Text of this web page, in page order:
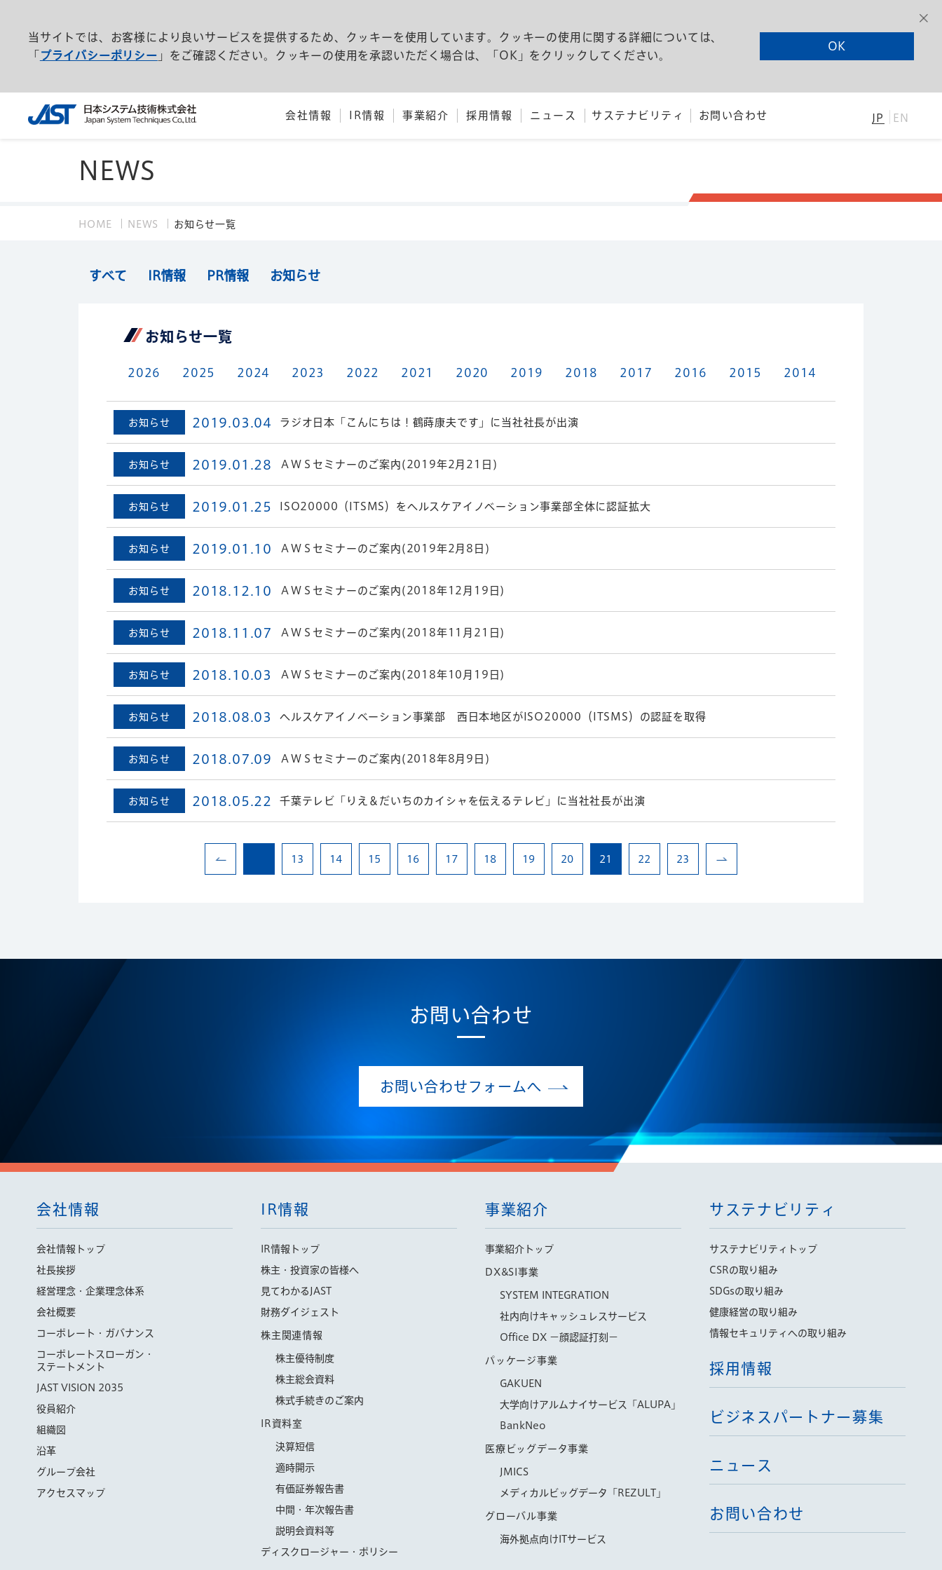
当サイトでは、お客様により良いサービスを提供するため、クッキーを使用しています。クッキーの使用に関する詳細については、
「 プライバシーポリシー 」をご確認ください。クッキーの使用を承認いただく場合は、「OK」をクリックしてください。
OK
会社情報 IR情報 事業紹介 採用情報 ニュース サステナビリティ お問い合わせ JP EN
NEWS
HOME NEWS お知らせ一覧
すべて IR情報 PR情報 お知らせ
お知らせ⼀覧
2026 2025 2024 2023 2022 2021 2020 2019 2018 2017 2016 2015 2014
お知らせ 2019.03.04 ラジオ日本「こんにちは！鶴蒔康夫です」に当社社長が出演
お知らせ 2019.01.28 ＡＷＳセミナーのご案内(2019年2月21日)
お知らせ 2019.01.25 ISO20000（ITSMS）をヘルスケアイノベーション事業部全体に認証拡大
お知らせ 2019.01.10 ＡＷＳセミナーのご案内(2019年2月8日)
お知らせ 2018.12.10 ＡＷＳセミナーのご案内(2018年12月19日)
お知らせ 2018.11.07 ＡＷＳセミナーのご案内(2018年11月21日)
お知らせ 2018.10.03 ＡＷＳセミナーのご案内(2018年10月19日)
お知らせ 2018.08.03 ヘルスケアイノベーション事業部 西日本地区がISO20000（ITSMS）の認証を取得
お知らせ 2018.07.09 ＡＷＳセミナーのご案内(2018年8月9日)
お知らせ 2018.05.22 千葉テレビ「りえ＆だいちのカイシャを伝えるテレビ」に当社社長が出演
13 14 15 16 17 18 19 20 21 22 23
お問い合わせ
お問い合わせフォームへ
会社情報
会社情報トップ
社長挨拶
経営理念・企業理念体系
会社概要
コーポレート・ガバナンス
コーポレートスローガン・
ステートメント
JAST VISION 2035
役員紹介
組織図
沿革
グループ会社
アクセスマップ
IR情報
IR情報トップ
株主・投資家の皆様へ
見てわかるJAST
財務ダイジェスト
株主関連情報
株主優待制度
株主総会資料
株式手続きのご案内
IR資料室
決算短信
適時開示
有価証券報告書
中間・年次報告書
説明会資料等
ディスクロージャー・ポリシー
事業紹介
事業紹介トップ
DX&SI事業
SYSTEM INTEGRATION
社内向けキャッシュレスサービス
Office DX −顔認証打刻−
パッケージ事業
GAKUEN
大学向けアルムナイサービス「ALUPA」
BankNeo
医療ビッグデータ事業
JMICS
メディカルビッグデータ「REZULT」
グローバル事業
海外拠点向けITサービス
サステナビリティ
サステナビリティトップ
CSRの取り組み
SDGsの取り組み
健康経営の取り組み
情報セキュリティへの取り組み
採用情報
ビジネスパートナー募集
ニュース
お問い合わせ